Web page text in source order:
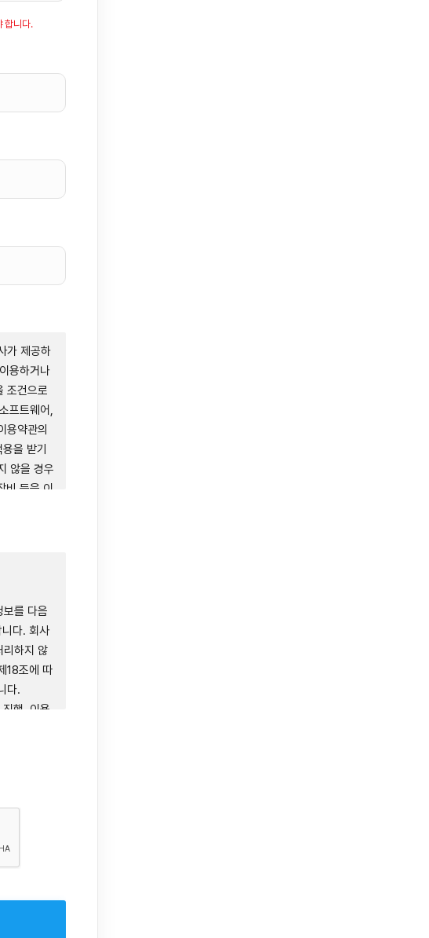
합니다.
가 제공하
용하거나
조건으로
프트웨어,
용약관의
을 받기
않을 경우
비 등을 이
바랍니
용, 랩탑
이용자
등 회사와
.
일용 어
를 다음
다. 회사
리하지 않
18조에 따
다.
행, 이용
지장을 주
호 및 서
통계, 서
통계학적